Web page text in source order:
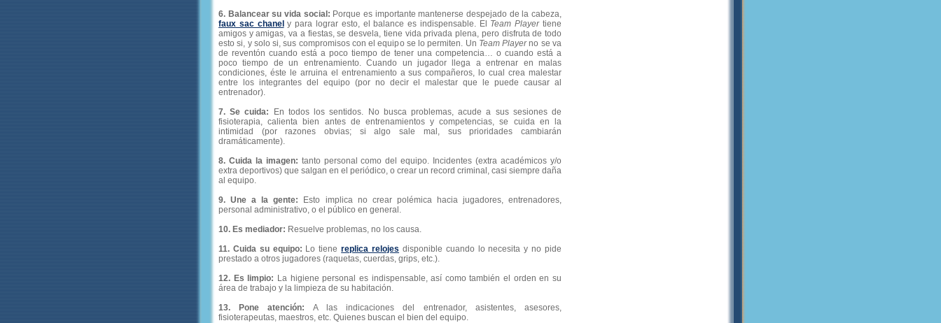
6. Balancear su vida social: Porque es importante mantenerse despejado de la cabeza,
faux sac chanel y para lograr esto, el balance es indispensable. El Team Playertiene
amigos y amigas, va a fiestas, se desvela, tiene vida privada plena, pero disfruta de todo
esto si, y solo si, sus compromisos con el equipo se lo permiten. Un Team Playerno se va
de reventón cuando está a poco tiempo de tener una competencia… o cuando está a
poco tiempo de un entrenamiento. Cuando un jugador llega a entrenar en malas
condiciones, éste le arruina el entrenamiento a sus compañeros, lo cual crea malestar
entre los integrantes del equipo (por no decir el malestar que le puede causar al
entrenador).
7. Se cuida:
En todos los sentidos. No busca problemas, acude a sus sesiones de
fisioterapia, calienta bien antes de entrenamientos y competencias, se cuida en la
intimidad (por razones obvias; si algo sale mal, sus prioridades cambiarán
dramáticamente).
8. Cuida la imagen: tanto personal como del equipo. Incidentes (extra académicos y/o
extra deportivos) que salgan en el periódico, o crear un record criminal, casi siempre daña
al equipo.
9. Une a la gente: Esto implica no crear polémica hacia jugadores, entrenadores,
personal administrativo, o el público en general.
10. Es mediador: Resuelve problemas, no los causa.
11. Cuida su equipo: Lo tienereplica relojes disponible cuando lo necesita y no pide
prestado a otros jugadores (raquetas, cuerdas, grips, etc.).
12. Es limpio: La higiene personal es indispensable, así como también el orden en su
área de trabajo y la limpieza de su habitación.
13. Pone atención:
A las indicaciones del entrenador, asistentes, asesores,
fisioterapeutas, maestros, etc. Quienes buscan el bien del equipo.